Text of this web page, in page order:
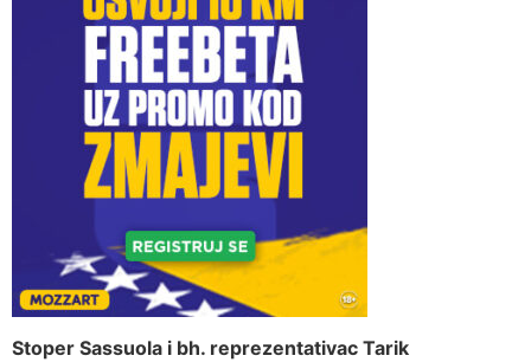
Stoper Sassuola i bh. reprezentativac Tarik